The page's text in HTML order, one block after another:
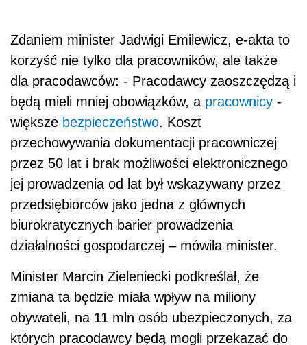
Zdaniem minister Jadwigi Emilewicz, e-akta to
korzyść nie tylko dla pracowników, ale także
dla pracodawców: - Pracodawcy zaoszczędzą i
będą mieli mniej obowiązków, a pracownicy -
większe bezpieczeństwo. Koszt
przechowywania dokumentacji pracowniczej
przez 50 lat i brak możliwości elektronicznego
jej prowadzenia od lat był wskazywany przez
przedsiębiorców jako jedna z głównych
biurokratycznych barier prowadzenia
działalności gospodarczej – mówiła minister.
Minister Marcin Zieleniecki podkreślał, że
zmiana ta będzie miała wpływ na miliony
obywateli, na 11 mln osób ubezpieczonych, za
których pracodawcy będą mogli przekazać do